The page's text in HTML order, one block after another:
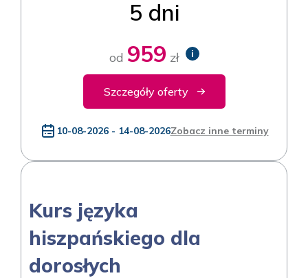
5 dni
od 959 zł i
Szczegóły oferty
10-08-2026 - 14-08-2026Zobacz inne terminy
Kurs języka
hiszpańskiego dla
dorosłych